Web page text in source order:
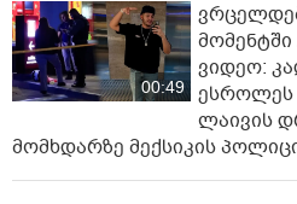
00:49
ვიდეო:
ესროლეს
ლაივის
მომხდარზე მექსიკის